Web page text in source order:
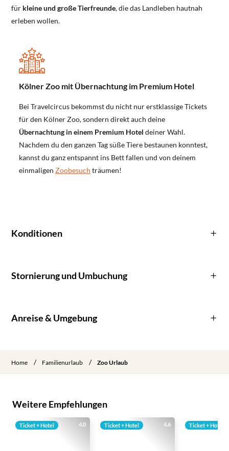
für kleine und große Tierfreunde, die das Landleben hautnah
erleben wollen.
Kölner Zoo mit Übernachtung im Premium Hotel
Bei Travelcircus bekommst du nicht nur erstklassige Tickets
für den Kölner Zoo, sondern direkt auch deine
Übernachtung in einem Premium Hotel deiner Wahl.
Nachdem du den ganzen Tag süße Tiere bestaunen konntest,
kannst du ganz entspannt ins Bett fallen und von deinem
einmaligen Zoobesuch träumen!
Konditionen
Stornierung und Umbuchung
Anreise & Umgebung
Home / Familienurlaub / Zoo Urlaub
Weitere Empfehlungen
4.0
Ticket + Hotel 4.6
Ticket + Hotel Ticket + Hotel